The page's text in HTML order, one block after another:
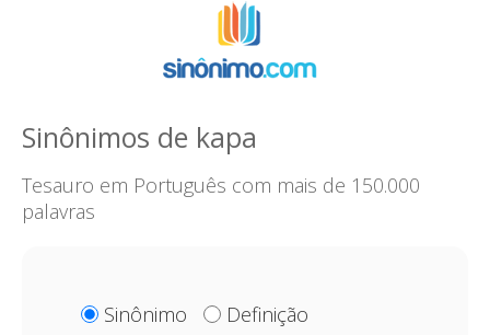
Sinônimos de kapa
Tesauro em Português com mais de 150.000
palavras
Sinônimo
Definição